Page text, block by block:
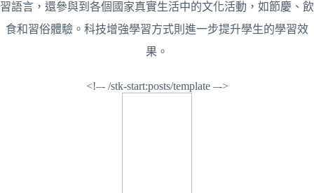
習語言，還參與到各個國家真實生活中的文化活動，如節慶、飲
食和習俗體驗。科技增強學習方式則進一步提升學生的學習效
果。
<!–- /stk-start:posts/template –->